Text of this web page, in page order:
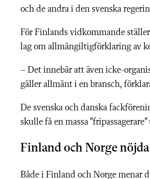
och de andra i den svenska
För Finlands vidkommande
lag om allmängiltigförklaring av
– Det innebär att även icke-
gäller allmänt i en bransch,
De svenska och danska
skulle få en massa
Finland och Norge nöjda
Både i Finland och Norge menar